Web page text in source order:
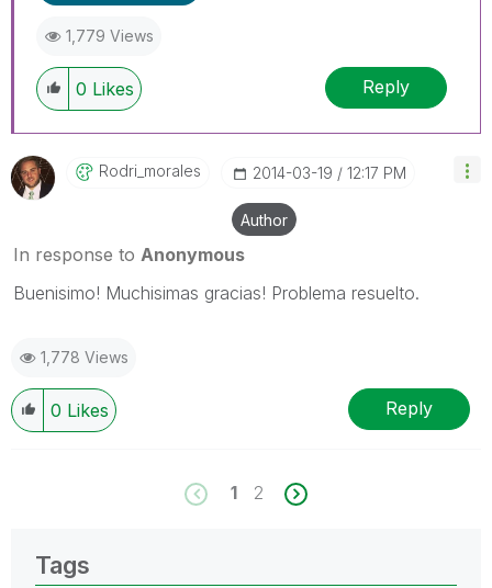
1,779 Views
0 Likes Reply
Rodri_morales ‎2014-03-19 12:17 PM
Author
In response to Anonymous
Buenisimo! Muchisimas gracias! Problema resuelto.
1,778 Views
0 Likes Reply
1 2
Tags